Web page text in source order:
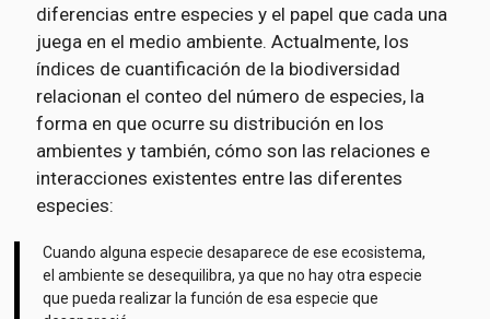
diferencias entre especies y el papel que cada una
juega en el medio ambiente. Actualmente, los
índices de cuantificación de la biodiversidad
relacionan el conteo del número de especies, la
forma en que ocurre su distribución en los
ambientes y también, cómo son las relaciones e
interacciones existentes entre las diferentes
especies:
Cuando alguna especie desaparece de ese ecosistema,
el ambiente se desequilibra, ya que no hay otra especie
que pueda realizar la función de esa especie que